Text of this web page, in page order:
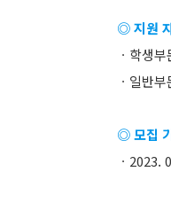
◎ 지원
ㆍ학생
ㆍ일반
◎ 모집
ㆍ2023.